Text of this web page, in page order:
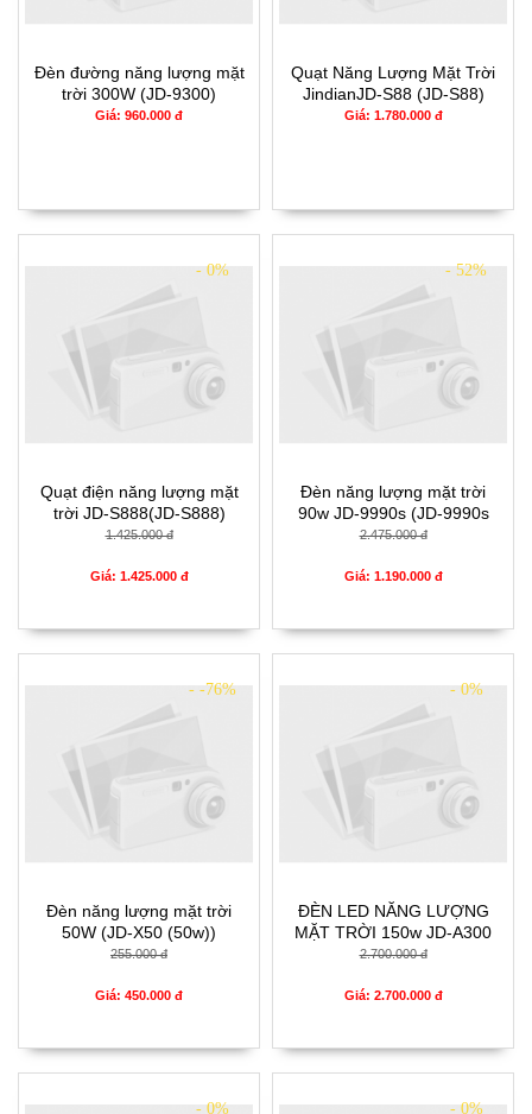
Đèn đường năng lượng mặt
trời 300W (JD-9300)
Giá: 960.000 đ
Quạt Năng Lượng Mặt Trời
JindianJD-S88 (JD-S88)
Giá: 1.780.000 đ
- 0%
Quạt điện năng lượng mặt
trời JD-S888(JD-S888)
1.425.000 đ
Giá: 1.425.000 đ
- 52%
Đèn năng lượng mặt trời
90w JD-9990s (JD-9990s
(90w))
2.475.000 đ
Giá: 1.190.000 đ
- -76%
Đèn năng lượng mặt trời
50W (JD-X50 (50w))
255.000 đ
Giá: 450.000 đ
- 0%
ĐÈN LED NĂNG LƯỢNG
MẶT TRỜI 150w JD-A300
(JD-A300 (150w))
2.700.000 đ
Giá: 2.700.000 đ
- 0% - 0%